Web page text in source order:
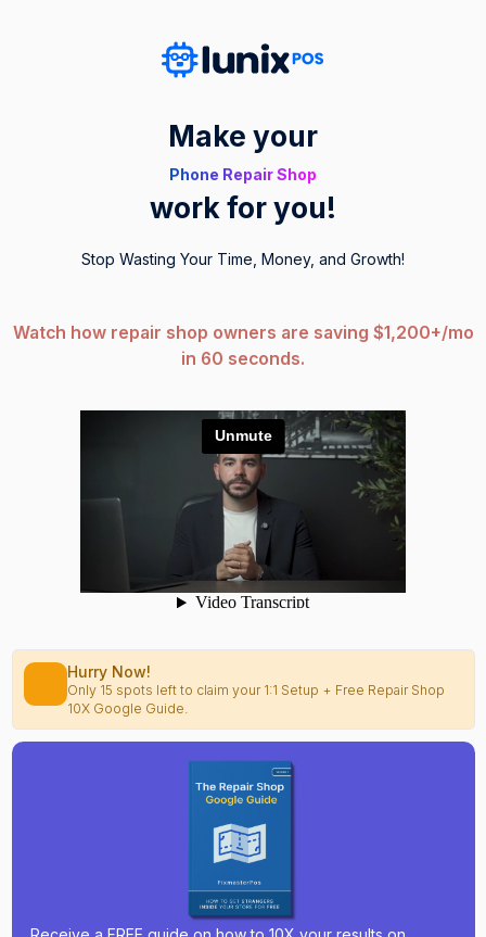
Make your
Phone Repair Shop
work for you!
Stop Wasting Your Time, Money, and Growth!
Watch how repair shop owners are saving $1,200+/mo
in 60 seconds.
Hurry Now!
Only 15 spots left to claim your 1:1 Setup + Free Repair Shop
10X Google Guide.